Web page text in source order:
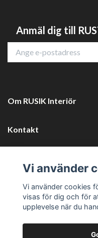
Anmäl dig till
Om RUSIK Interiör
Kontakt
Sociala medier
Vi använder
Vi använder cookies
visas för dig och för
upplevelse när du